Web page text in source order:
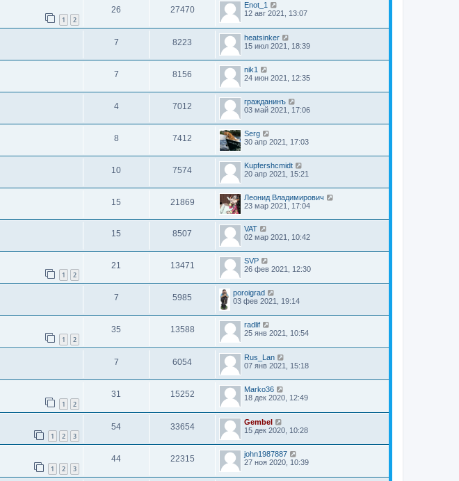
1 2
26 27470
Enot_1
12 авг 2021, 13:07
7 8223
heatsinker
15 июл 2021, 18:39
7 8156
nik1
24 июн 2021, 12:35
4 7012
гражданинъ
03 май 2021, 17:06
8 7412
Serg
30 апр 2021, 17:03
10 7574
Kupfershcmidt
20 апр 2021, 15:21
15 21869
Леонид Владимирович
23 мар 2021, 17:04
15 8507
VAT
02 мар 2021, 10:42
1 2
21 13471
SVP
26 фев 2021, 12:30
7 5985
poroigrad
03 фев 2021, 19:14
1 2
35 13588
radlif
25 янв 2021, 10:54
7 6054
Rus_Lan
07 янв 2021, 15:18
1 2
31 15252
Marko36
18 дек 2020, 12:49
1 2 3
54 33654
Gembel
15 дек 2020, 10:28
1 2 3
44 22315
john1987887
27 ноя 2020, 10:39